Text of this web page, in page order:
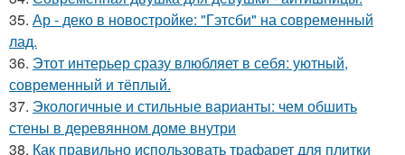
35. Ар - деко в новостройке: "Гэтсби" на современный
лад.
36. Этот интерьер сразу влюбляет в себя: уютный,
современный и тёплый.
37. Экологичные и стильные варианты: чем обшить
стены в деревянном доме внутри
38. Как правильно использовать трафарет для плитки